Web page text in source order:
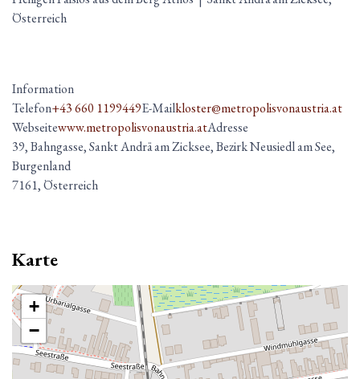
Österreich
Information
Telefon+43 660 1199449E-Mailkloster@metropolisvonaustria.at
Webseitewww.metropolisvonaustria.atAdresse
39, Bahngasse, Sankt Andrä am Zicksee, Bezirk Neusiedl am See,
Burgenland
7161, Österreich
Karte
+
−